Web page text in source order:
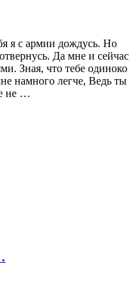
я с армии дождусь. Но
Да мне и сейчас
Зная, что тебе одиноко
намного легче, Ведь ты
не …